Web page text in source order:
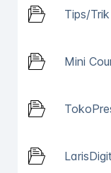
Tips/
Mini